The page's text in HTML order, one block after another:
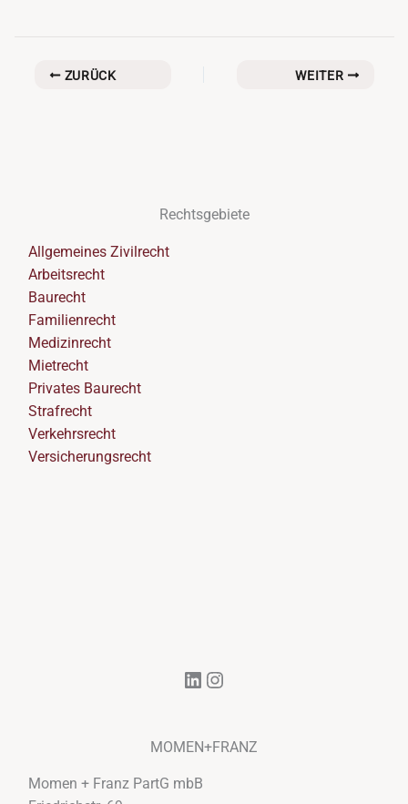
ZURÜCK WEITER
Rechtsgebiete
Allgemeines Zivilrecht
Arbeitsrecht
Baurecht
Familienrecht
Medizinrecht
Mietrecht
Privates Baurecht
Strafrecht
Verkehrsrecht
Versicherungsrecht
LinkedIn
Instagram
MOMEN+FRANZ
Momen + Franz PartG mbB